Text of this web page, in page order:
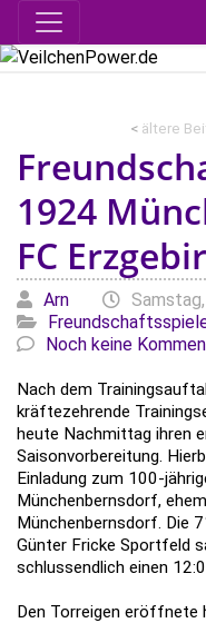
< ältere
1924
FC
Geschrieben von
Arn am
Noch keine
Nach dem
kräftezehrende
heute Nachmittag ihren
Saisonvorbereitung.
Einladung zum 100-
Münchenbernsdorf,
Münchenbernsdorf. Die
Günter Fricke Sportfeld
schlussendlich einen
Den Torreigen eröffnete